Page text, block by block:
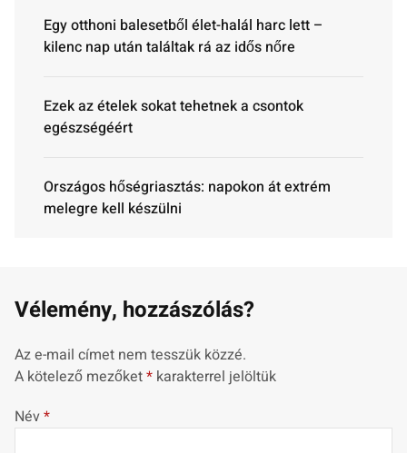
Egy otthoni balesetből élet-halál harc lett –
kilenc nap után találtak rá az idős nőre
Ezek az ételek sokat tehetnek a csontok
egészségéért
Országos hőségriasztás: napokon át extrém
melegre kell készülni
Vélemény, hozzászólás?
Az e-mail címet nem tesszük közzé.
A kötelező mezőket* karakterrel jelöltük
Név*